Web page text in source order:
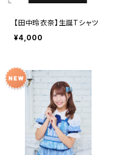
【田中玲衣奈】生誕Tシャツ
¥4,000